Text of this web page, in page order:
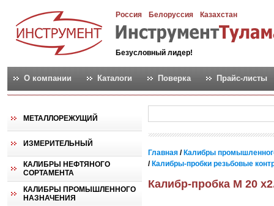
Россия Белоруссия Казахстан
Безусловный лидер!
О компании Каталоги Поверка Прайс-листы
МЕТАЛЛОРЕЖУЩИЙ
ИЗМЕРИТЕЛЬНЫЙ
КАЛИБРЫ НЕФТЯНОГО
СОРТАМЕНТА
КАЛИБРЫ ПРОМЫШЛЕННОГО
НАЗНАЧЕНИЯ
Главная / Калибры
/ Калибры-пробки резьбовые
Калибр-пробка М 20